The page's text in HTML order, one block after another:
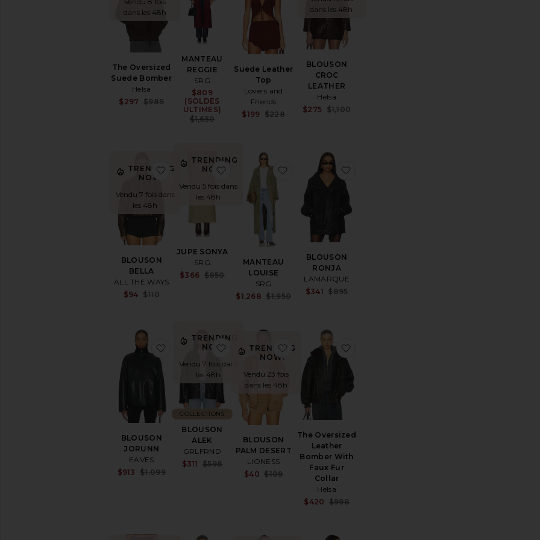
dans les 48h
The Oversized
Suede Bomber
Helsa
Sale price:
$297
Previous price:
$989
MANTEAU
REGGIE
SRG
Sale price:
$809
(SOLDES
ULTIMES)
Previous price:
$1,650
Suede Leather
Top
Lovers and
Friends
Sale price:
$199 $228
dans les 48h
BLOUSON
CROC
LEATHER
Helsa
$275 $1,100
TRENDING
NOW!
Vendu 7 fois dans
les 48h
BLOUSON
BELLA
ALL THE WAYS
$94 $110
ajouter aux préférésBLOUSON BELLA
TRENDING
NOW!
Vendu 5 fois dans
les 48h
JUPE SONYA
SRG
Sale price:
$366
Previous price:
$850
ajouter aux préférésJUPE SONYA
MANTEAU
LOUISE
SRG
Sale price:
$1,268 $1,950
ajouter aux préférésMANTEAU LOUISE
BLOUSON
RONJA
LAMARQUE
$341 $895
BLOUSON
JORUNN
EAVES
$913
$1,099
ajouter aux préférésBLOUSON JORUNN
TRENDING
NOW!
Vendu 7 fois dans
les 48h
BLOUSON
ALEK
GRLFRND
Sale price:
$311
Previous price:
$598
COLLECTIONS
ajouter aux préférésBLOUSON ALEK
TRENDING
NOW!
Vendu 23 fois
dans les 48h
BLOUSON
PALM DESERT
LIONESS
Sale price:
$40
Previous price:
$109
ajouter aux préférésBLOUSON PALM DESERT
The Oversized
Leather
Bomber With
Faux Fur
Collar
Helsa
$420 $998